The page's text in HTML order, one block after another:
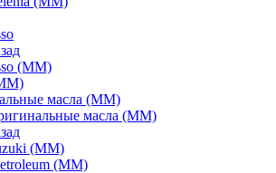
(ММ)
масла (ММ)
масла (ММ)
(ММ)
(ММ)